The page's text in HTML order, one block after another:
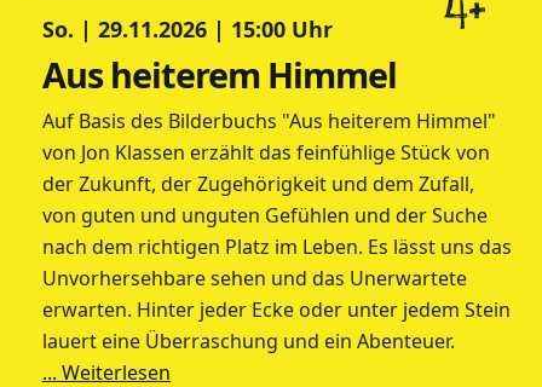
So. | 29.11.2026 | 15:00 Uhr
Aus heiterem Himmel
Auf Basis des Bilderbuchs "Aus heiterem Himmel"
von Jon Klassen erzählt das feinfühlige Stück von
der Zukunft, der Zugehörigkeit und dem Zufall,
von guten und unguten Gefühlen und der Suche
nach dem richtigen Platz im Leben. Es lässt uns das
Unvorhersehbare sehen und das Unerwartete
erwarten. Hinter jeder Ecke oder unter jedem Stein
lauert eine Überraschung und ein Abenteuer.
... Weiterlesen